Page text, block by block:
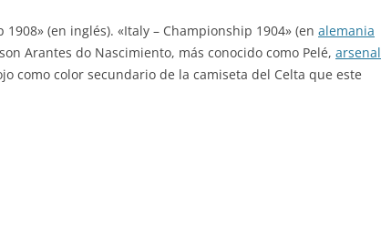
(en inglés). «Italy – Championship 1904» (en alemania
Arantes do Nascimiento, más conocido como Pelé, arsenal
como color secundario de la camiseta del Celta que este